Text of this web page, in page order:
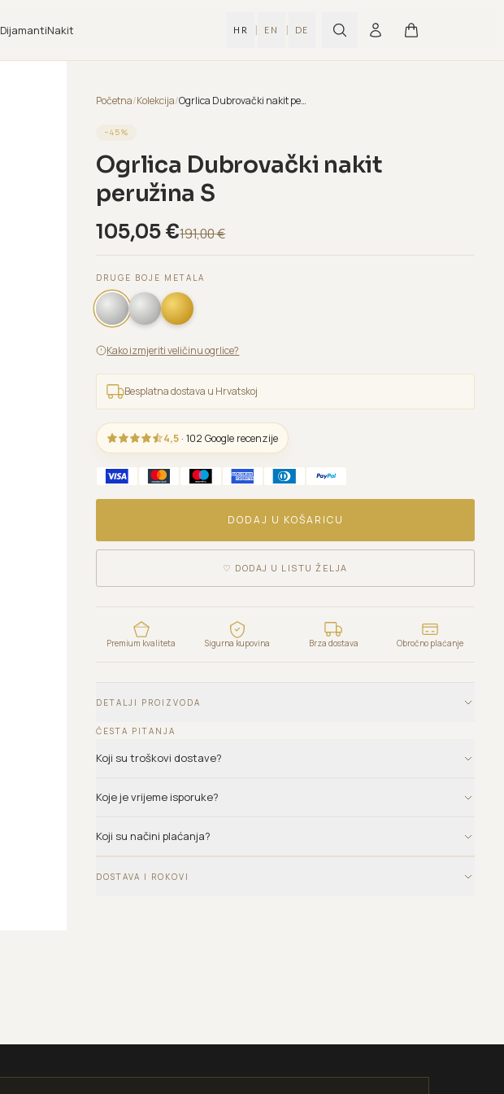
DijamantiNakit HR | EN | DE
Početna/Kolekcija/ Ogrlica Dubrovački nakit peružina S
−45%
Ogrlica Dubrovački nakit
peružina S
105,05 €191,00€
DRUGE BOJE METALA
Kako izmjeriti veličinu ogrlice?
Besplatna dostava u Hrvatskoj
4,5 · 102 Google recenzije
DODAJ U KOŠARICU
♡ DODAJ U LISTU ŽELJA
Premium kvaliteta Sigurna kupovina Brza dostava Obročno plaćanje
DETALJI PROIZVODA
ČESTA PITANJA
Koji su troškovi dostave?
Koje je vrijeme isporuke?
Koji su načini plaćanja?
DOSTAVA I ROKOVI